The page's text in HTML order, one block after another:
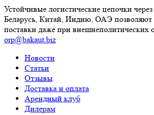
Устойчивые логистические цепочки
Беларусь, Китай, Индию, ОАЭ позволяют
поставки даже при внешнеполитических
orp@bakaut.biz
Новости
Статьи
Отзывы
Доставка и оплата
Арендный клуб
Дилерам